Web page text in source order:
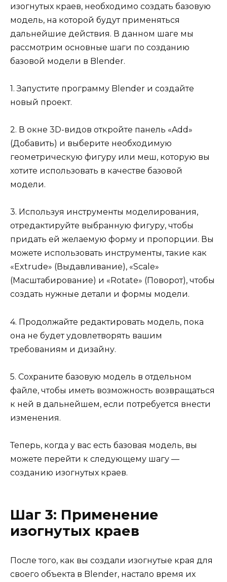
изогнутых краев, необходимо создать базовую
модель, на которой будут применяться
дальнейшие действия. В данном шаге мы
рассмотрим основные шаги по созданию
базовой модели в Blender.
1. Запустите программу Blender и создайте
новый проект.
2. В окне 3D-видов откройте панель «Add»
(Добавить) и выберите необходимую
геометрическую фигуру или меш, которую вы
хотите использовать в качестве базовой
модели.
3. Используя инструменты моделирования,
отредактируйте выбранную фигуру, чтобы
придать ей желаемую форму и пропорции. Вы
можете использовать инструменты, такие как
«Extrude» (Выдавливание), «Scale»
(Масштабирование) и «Rotate» (Поворот), чтобы
создать нужные детали и формы модели.
4. Продолжайте редактировать модель, пока
она не будет удовлетворять вашим
требованиям и дизайну.
5. Сохраните базовую модель в отдельном
файле, чтобы иметь возможность возвращаться
к ней в дальнейшем, если потребуется внести
изменения.
Теперь, когда у вас есть базовая модель, вы
можете перейти к следующему шагу —
созданию изогнутых краев.
Шаг 3: Применение
изогнутых краев
После того, как вы создали изогнутые края для
своего объекта в Blender, настало время их